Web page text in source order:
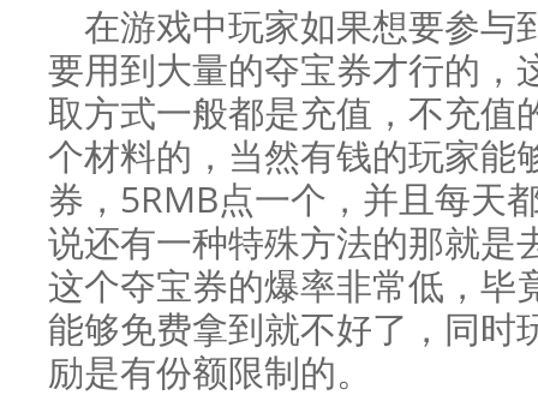
在游戏中玩家如果想要参与
要用到大量的夺宝券才行的，
取方式一般都是充值，不充值
个材料的，当然有钱的玩家能
券，5RMB点一个，并且每天
说还有一种特殊方法的那就是
这个夺宝券的爆率非常低，毕
能够免费拿到就不好了，同时
励是有份额限制的。